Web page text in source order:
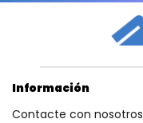
Información
Contacte con nosotros